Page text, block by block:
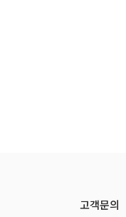
고객문의